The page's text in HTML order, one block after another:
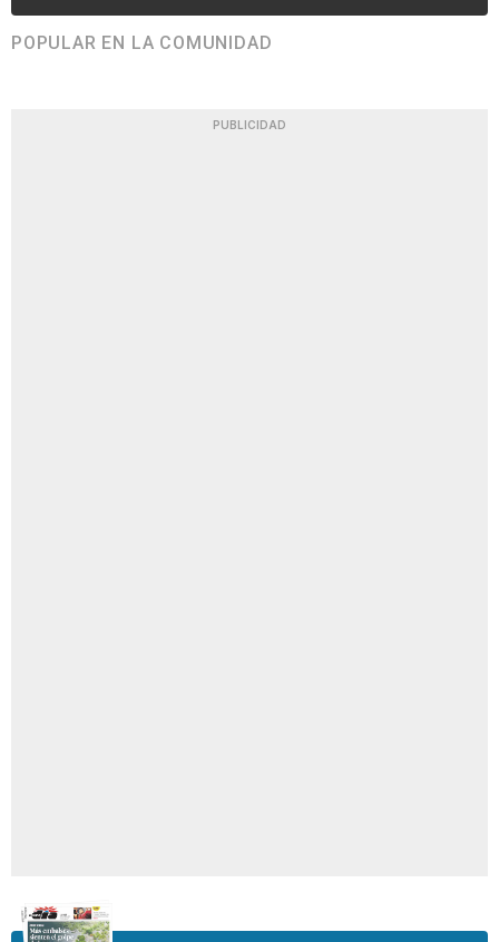
POPULAR EN LA COMUNIDAD
PUBLICIDAD